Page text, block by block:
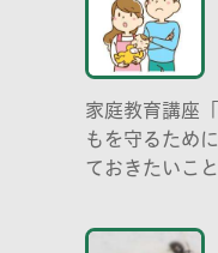
家庭教育講座
もを守るため
ておきたいこと
どう伝える? (